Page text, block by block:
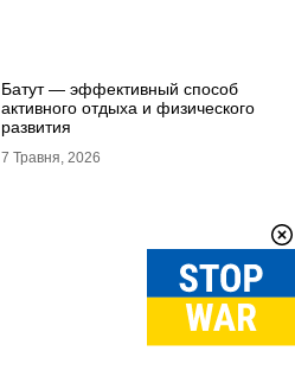
Батут — эффективный способ
активного отдыха и физического
развития
7 Травня, 2026